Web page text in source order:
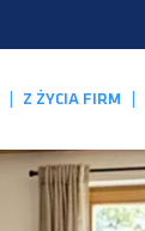
Z ŻYCIA FIRM